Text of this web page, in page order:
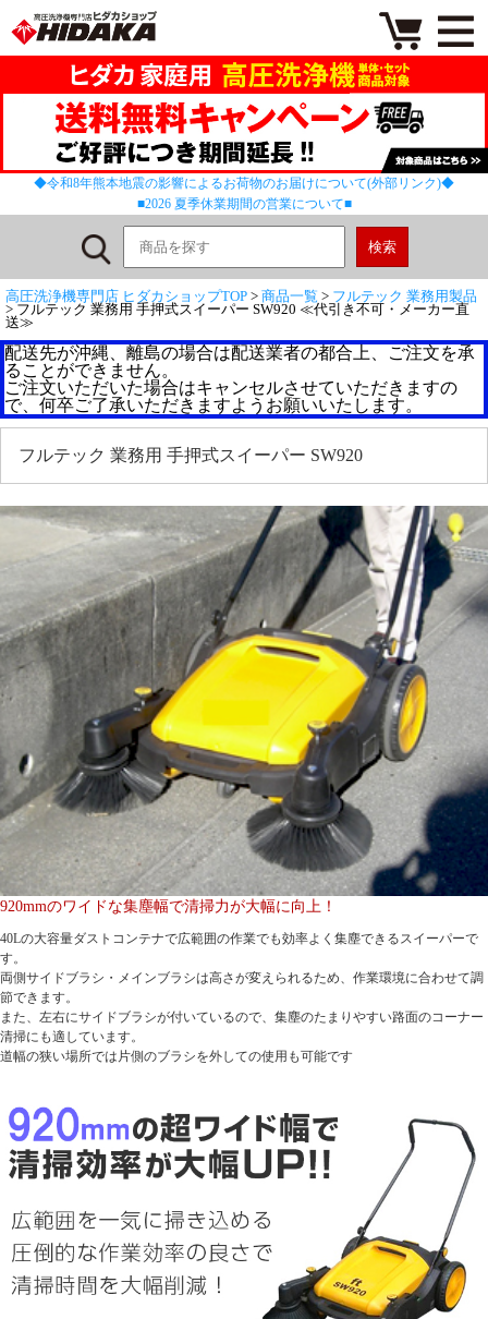
◆令和8年熊本地震の影響によるお荷物のお届けについて(外部リンク)◆
■2026 夏季休業期間の営業について■
高圧洗浄機専門店 ヒダカショップTOP > 商品一覧 > フルテック 業務用製品
> フルテック 業務用 手押式スイーパー SW920 ≪代引き不可・メーカー直
送≫
配送先が沖縄、離島の場合は配送業者の都合上、ご注文を承
ることができません。
ご注文いただいた場合はキャンセルさせていただきますの
で、何卒ご了承いただきますようお願いいたします。
フルテック 業務用 手押式スイーパー SW920
920mmのワイドな集塵幅で清掃力が大幅に向上！
40Lの大容量ダストコンテナで広範囲の作業でも効率よく集塵できるスイーパーで
す。
両側サイドブラシ・メインブラシは高さが変えられるため、作業環境に合わせて調
節できます。
また、左右にサイドブラシが付いているので、集塵のたまりやすい路面のコーナー
清掃にも適しています。
道幅の狭い場所では片側のブラシを外しての使用も可能です